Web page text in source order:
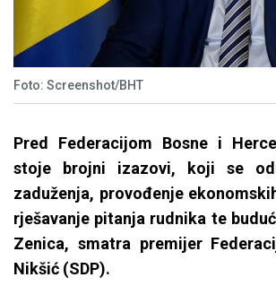
Foto: Screenshot/BHT
Pred Federacijom Bosne i
stoje brojni izazovi, koji se
zaduženja, provođenje
rješavanje pitanja rudnika te
Zenica, smatra premijer
Nikšić (SDP).